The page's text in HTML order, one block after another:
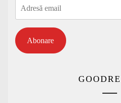
Abonare